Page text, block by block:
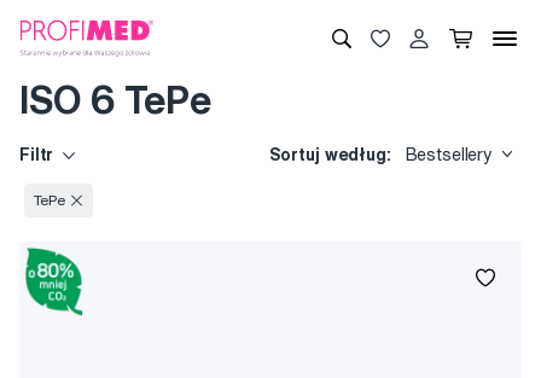
ISO 6 TePe
Filtr Sortuj według: Bestsellery
TePe